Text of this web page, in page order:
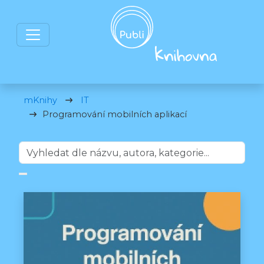
mKnihy
IT
Programování mobilních aplikací